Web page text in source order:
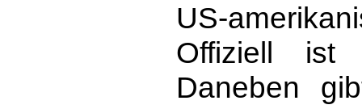
US-
Offiziell ist
Daneben